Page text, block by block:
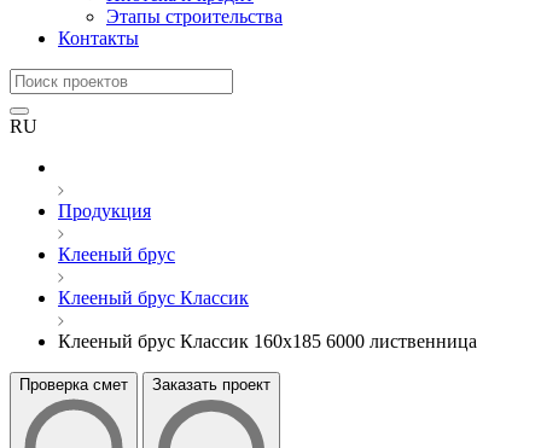
Этапы строительства
Контакты
RU
Продукция
Клееный брус
Клееный брус Классик
Клееный брус Классик 160x185 6000 лиственница
Проверка смет Заказать проект